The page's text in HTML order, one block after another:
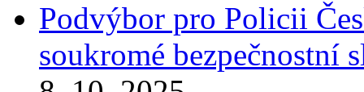
Podvýbor pro Policii
soukromé bezpečnostní